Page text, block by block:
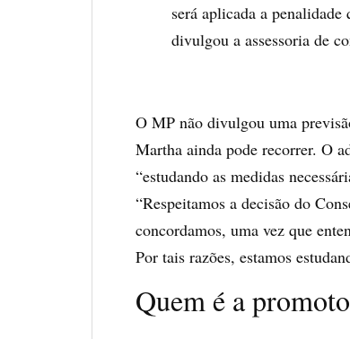
será aplicada a
divulgou a assessoria de
O MP não divulgou uma
Martha ainda pode recorrer. O
“estudando as medidas
“Respeitamos a decisão do
concordamos, uma vez que
Por tais razões, estamos
Quem é a